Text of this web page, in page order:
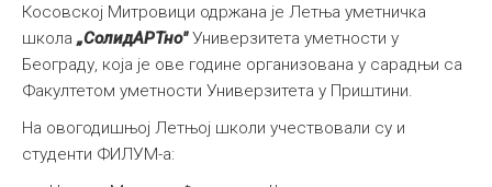
Косовској Митровици одржана је Летња уметничка
школа „СолидАРТно"Универзитета уметности у
Београду, која је ове године организована у сарадњи са
Факултетом уметности Универзитета у Приштини.
На овогодишњој Летњој школи учествовали су и
студенти ФИЛУМ-а: